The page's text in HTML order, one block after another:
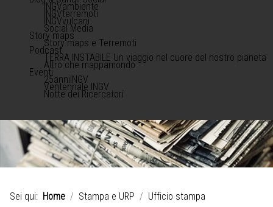
INGVambiente
INGVterremoti
INGVvulcani
Social Media
Story maps
Story maps e Terremoti
Podcast
TERRA INSTABILE Un viaggio nel cuore del nostro pianeta
Altro che mappamondo
Eventi
25anniINGV
Ventennale INGV
Notte dei Ricercatori
Sei qui: Home Stampa e URP
Ufficio stampa